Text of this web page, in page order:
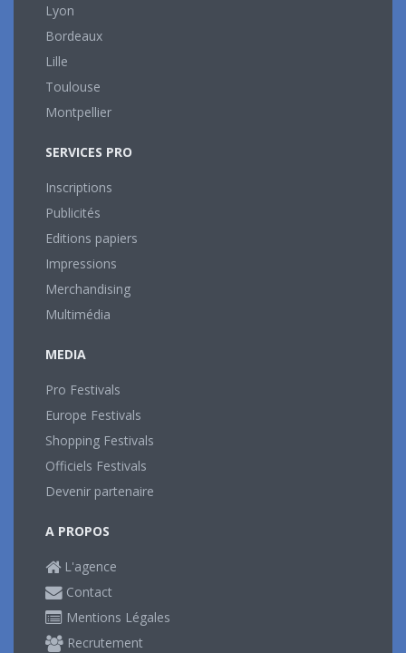
Lyon
Bordeaux
Lille
Toulouse
Montpellier
SERVICES PRO
Inscriptions
Publicités
Editions papiers
Impressions
Merchandising
Multimédia
MEDIA
Pro Festivals
Europe Festivals
Shopping Festivals
Officiels Festivals
Devenir partenaire
A PROPOS
L'agence
Contact
Mentions Légales
Recrutement